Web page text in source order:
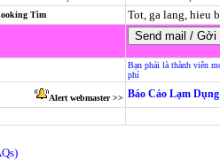
Tìm Tot, ga lang, hieu
Bạn phải là thành viên
phí
Alert webmaster >> Báo Cáo Lạm